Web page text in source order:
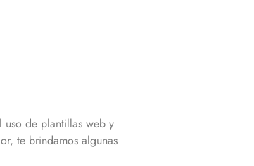
de plantillas web y
te brindamos algunas